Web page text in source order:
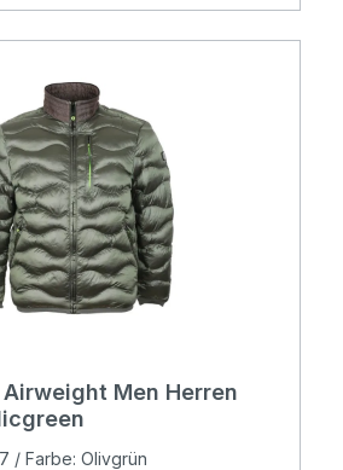
Men Herren
/ Farbe: Olivgrün